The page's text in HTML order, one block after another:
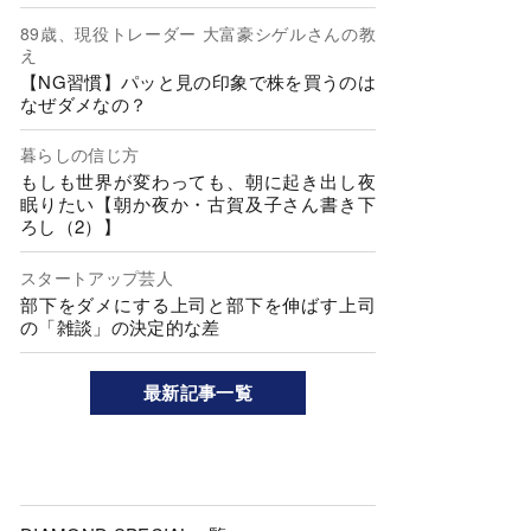
89歳、現役トレーダー 大富豪シゲルさんの教
え
【NG習慣】パッと見の印象で株を買うのは
なぜダメなの？
暮らしの信じ方
もしも世界が変わっても、朝に起き出し夜
眠りたい【朝か夜か・古賀及子さん書き下
ろし（2）】
スタートアップ芸人
部下をダメにする上司と部下を伸ばす上司
の「雑談」の決定的な差
最新記事一覧